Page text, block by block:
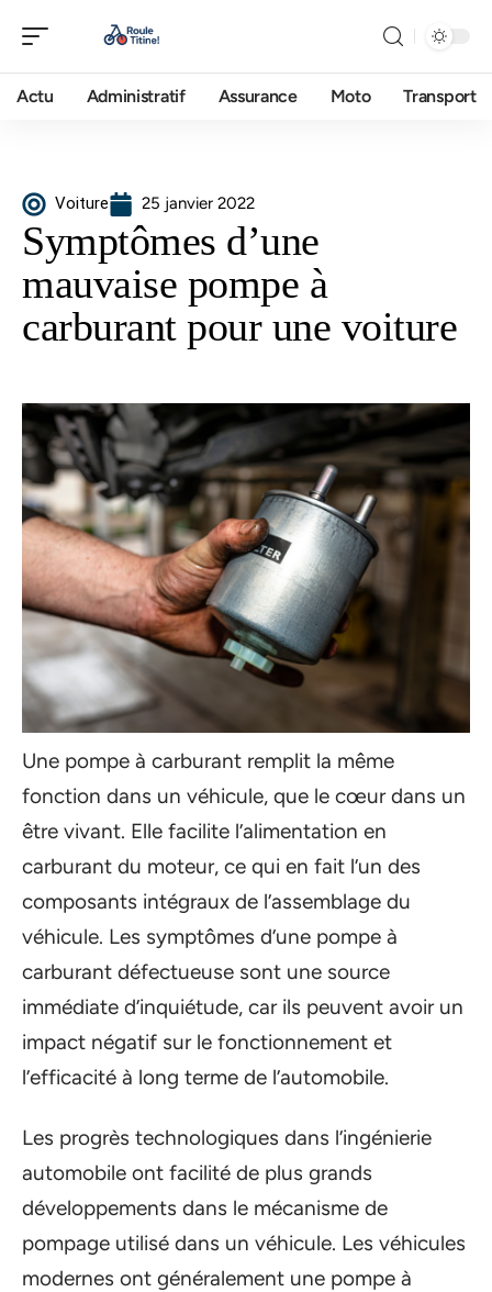
Actu Administratif Assurance Moto Transport
Voiture 25 janvier 2022
Symptômes d’une
mauvaise pompe à
carburant pour une voiture
Une pompe à carburant remplit la même
fonction dans un véhicule, que le cœur dans un
être vivant. Elle facilite l’alimentation en
carburant du moteur, ce qui en fait l’un des
composants intégraux de l’assemblage du
véhicule. Les symptômes d’une pompe à
carburant défectueuse sont une source
immédiate d’inquiétude, car ils peuvent avoir un
impact négatif sur le fonctionnement et
l’efficacité à long terme de l’automobile.
Les progrès technologiques dans l’ingénierie
automobile ont facilité de plus grands
développements dans le mécanisme de
pompage utilisé dans un véhicule. Les véhicules
modernes ont généralement une pompe à